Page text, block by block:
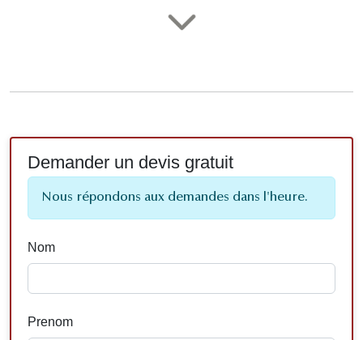
Demander un devis gratuit
Nous répondons aux demandes dans l'heure.
Nom
Prenom